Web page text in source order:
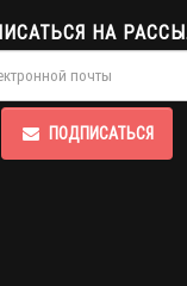
НА
ПОДПИСАТЬСЯ